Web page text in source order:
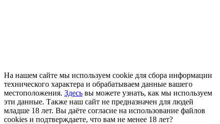
На нашем сайте мы используем cookie для сбора информации
технического характера и обрабатываем данные вашего
местоположения. Здесь вы можете узнать, как мы используем
эти данные. Также наш сайт не предназначен для людей
младше 18 лет. Вы даёте согласие на использование файлов
cookies и подтверждаете, что вам не менее 18 лет?